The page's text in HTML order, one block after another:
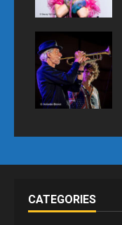
CATEGORIES